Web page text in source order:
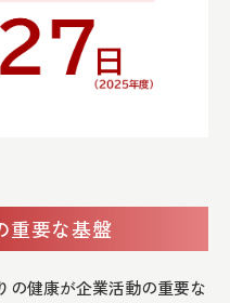
重要な基盤
の健康が企業活動の重要な